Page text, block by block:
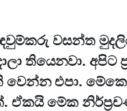
වසන්ත
තියෙනවා. අපිට
වෙන්න එපා.
ඒකයි මේක